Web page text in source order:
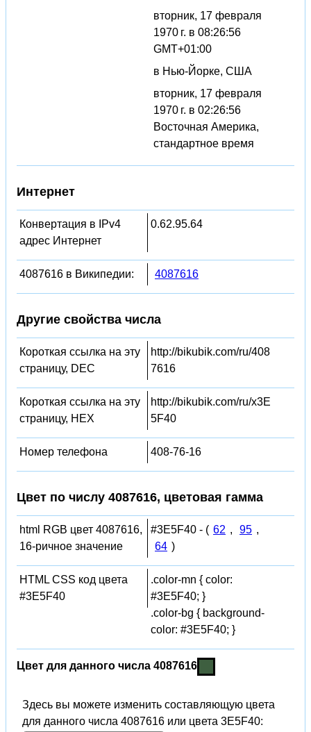
вторник, 17 февраля
1970 г. в 08:26:56
GMT+01:00
в Нью-Йорке, США
вторник, 17 февраля
1970 г. в 02:26:56
Восточная Америка,
стандартное время
Интернет
Конвертация в IPv4
адрес Интернет
0.62.95.64
4087616 в Википедии: 4087616
Другие свойства числа
Короткая ссылка на эту
страницу, DEC
http://bikubik.com/ru/408
7616
Короткая ссылка на эту
страницу, HEX
http://bikubik.com/ru/x3E
5F40
Номер телефона 408-76-16
Цвет по числу 4087616, цветовая гамма
html RGB цвет 4087616,
16-ричное значение
#3E5F40 - ( 62 , 95 ,
64 )
HTML CSS код цвета
#3E5F40
.color-mn { color:
#3E5F40; }
.color-bg { background-
color: #3E5F40; }
Цвет для данного числа 4087616
Здесь вы можете изменить составляющую цвета
для данного числа 4087616 или цвета 3E5F40: